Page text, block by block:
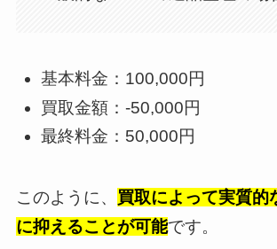
基本料金：100,000円
買取金額：-50,000円
最終料金：50,000円
このように、 買取によって実質的
に抑えることが可能です。